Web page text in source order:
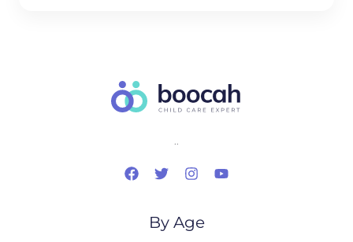
..
By Age